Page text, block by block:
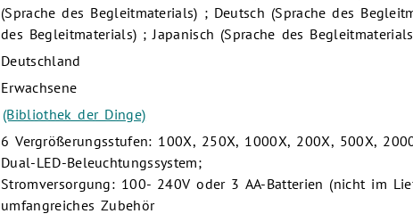
(Sprache des Begleitmaterials) ; Deutsch (Sprache des
des Begleitmaterials) ; Japanisch (Sprache des
Deutschland
Erwachsene
(Bibliothek der Dinge)
6 Vergrößerungsstufen: 100X, 250X, 1000X, 200X, 500X,
Dual-LED-Beleuchtungssystem;
Stromversorgung: 100- 240V oder 3 AA-Batterien (nicht im
umfangreiches Zubehör